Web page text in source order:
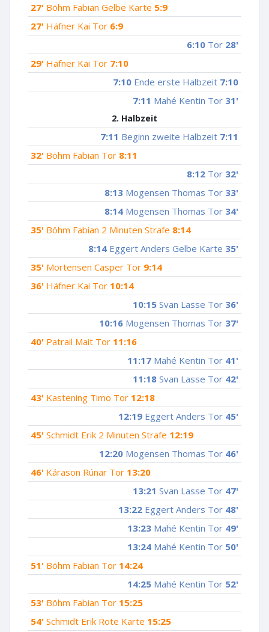
27' Böhm Fabian Gelbe Karte 5:9
27' Häfner Kai Tor 6:9
6:10 Tor 28'
29' Häfner Kai Tor 7:10
7:10 Ende erste Halbzeit 7:10
7:11 Mahé Kentin Tor 31'
2. Halbzeit
7:11 Beginn zweite Halbzeit 7:11
32' Böhm Fabian Tor 8:11
8:12 Tor 32'
8:13 Mogensen Thomas Tor 33'
8:14 Mogensen Thomas Tor 34'
35' Böhm Fabian 2 Minuten Strafe 8:14
8:14 Eggert Anders Gelbe Karte 35'
35' Mortensen Casper Tor 9:14
36' Häfner Kai Tor 10:14
10:15 Svan Lasse Tor 36'
10:16 Mogensen Thomas Tor 37'
40' Patrail Mait Tor 11:16
11:17 Mahé Kentin Tor 41'
11:18 Svan Lasse Tor 42'
43' Kastening Timo Tor 12:18
12:19 Eggert Anders Tor 45'
45' Schmidt Erik 2 Minuten Strafe 12:19
12:20 Mogensen Thomas Tor 46'
46' Kárason Rúnar Tor 13:20
13:21 Svan Lasse Tor 47'
13:22 Eggert Anders Tor 48'
13:23 Mahé Kentin Tor 49'
13:24 Mahé Kentin Tor 50'
51' Böhm Fabian Tor 14:24
14:25 Mahé Kentin Tor 52'
53' Böhm Fabian Tor 15:25
54' Schmidt Erik Rote Karte 15:25